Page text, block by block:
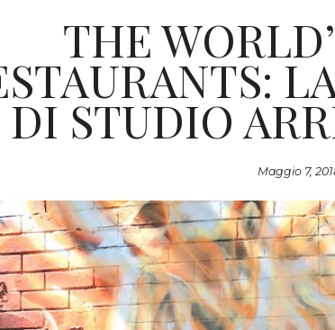
THE
DI STUDIO
Maggio 7,